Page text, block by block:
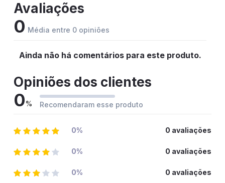
Avaliações
0 Média entre 0 opiniões
Ainda não há comentários para este produto.
Opiniões dos clientes
0% Recomendaram esse produto
0% 0 avaliações
0% 0 avaliações
0% 0 avaliações